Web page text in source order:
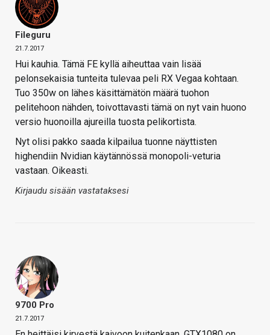
Fileguru
21.7.2017
Hui kauhia. Tämä FE kyllä aiheuttaa vain lisää
pelonsekaisia tunteita tulevaa peli RX Vegaa kohtaan.
Tuo 350w on lähes käsittämätön määrä tuohon
pelitehoon nähden, toivottavasti tämä on nyt vain huono
versio huonoilla ajureilla tuosta pelikortista.
Nyt olisi pakko saada kilpailua tuonne näyttisten
highendiin Nvidian käytännössä monopoli-veturia
vastaan. Oikeasti.
Kirjaudu sisään vastataksesi
9700 Pro
21.7.2017